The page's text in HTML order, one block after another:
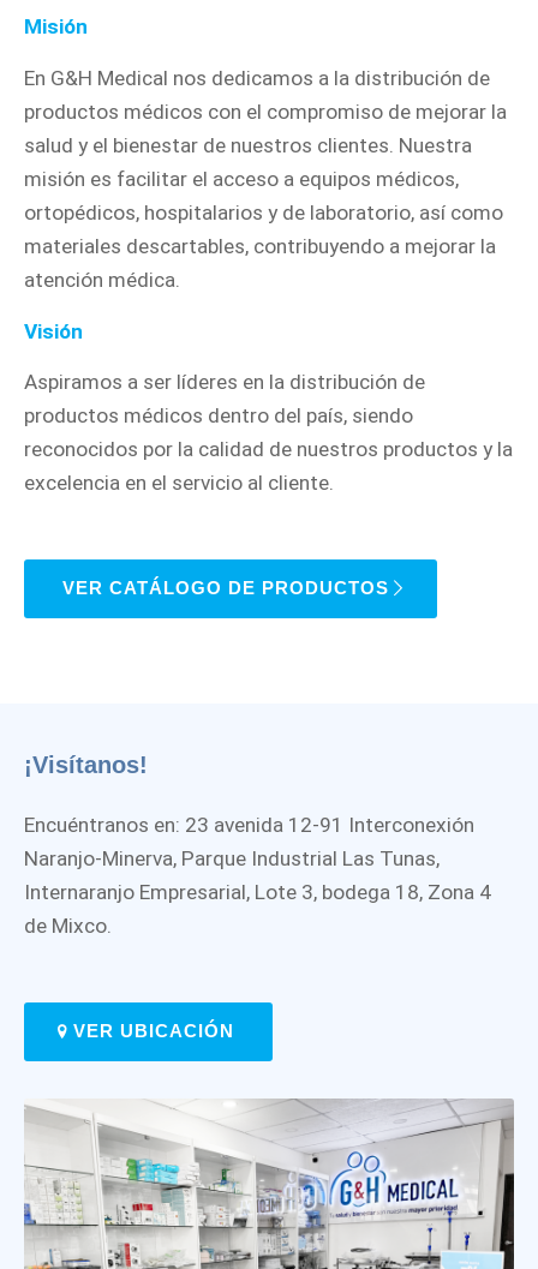
Misión
En G&H Medical nos dedicamos a la distribución de
productos médicos con el compromiso de mejorar la
salud y el bienestar de nuestros clientes. Nuestra
misión es facilitar el acceso a equipos médicos,
ortopédicos, hospitalarios y de laboratorio, así como
materiales descartables, contribuyendo a mejorar la
atención médica.
Visión
Aspiramos a ser líderes en la distribución de
productos médicos dentro del país, siendo
reconocidos por la calidad de nuestros productos y la
excelencia en el servicio al cliente.
VER CATÁLOGO DE PRODUCTOS
¡Visítanos!
Encuéntranos en: 23 avenida 12-91 Interconexión
Naranjo-Minerva, Parque Industrial Las Tunas,
Internaranjo Empresarial, Lote 3, bodega 18, Zona 4
de Mixco.
VER UBICACIÓN